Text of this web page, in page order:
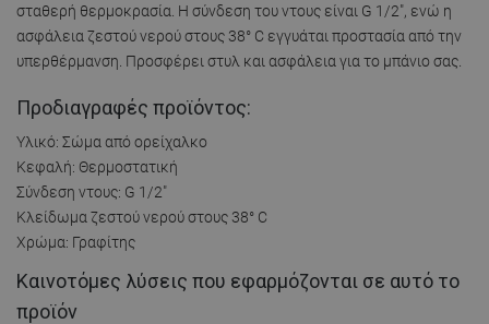
σταθερή θερμοκρασία. Η σύνδεση του ντους είναι G 1/2", ενώ η
ασφάλεια ζεστού νερού στους 38° C εγγυάται προστασία από την
υπερθέρμανση. Προσφέρει στυλ και ασφάλεια για το μπάνιο σας.
Προδιαγραφές προϊόντος:
Υλικό: Σώμα από ορείχαλκο
Κεφαλή: Θερμοστατική
Σύνδεση ντους: G 1/2"
Κλείδωμα ζεστού νερού στους 38° C
Χρώμα: Γραφίτης
Καινοτόμες λύσεις που εφαρμόζονται σε αυτό το
προϊόν